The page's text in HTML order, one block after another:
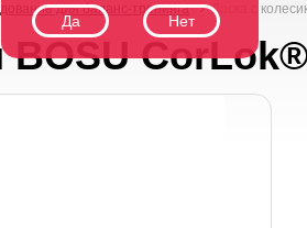
Да Нет
для баланс-тренинга Доска с
BOSU